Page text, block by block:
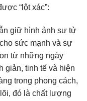
“lột xác”:
giữ hình ảnh sư tử
sức mạnh và sự
từ những ngày
giản, tinh tế và hiện
trong phong cách,
đó là chất lượng